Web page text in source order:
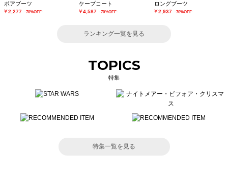
ボアブーツ
￥2,277 -70%OFF-
ケープコート
￥4,587 -70%OFF-
ロングブーツ
￥2,937 -70%OFF-
ランキング一覧を見る
TOPICS
特集
特集一覧を見る